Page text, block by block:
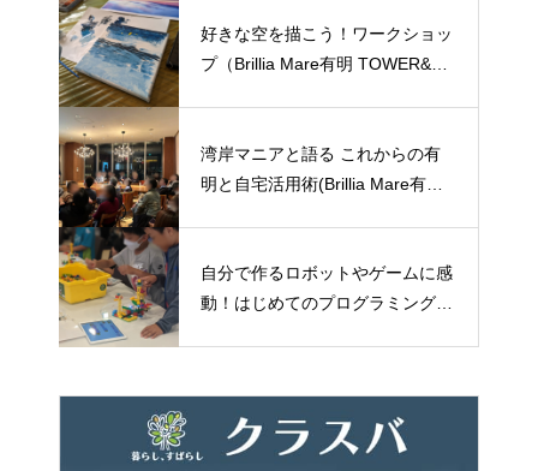
好きな空を描こう！ワークショッ
プ（Brillia Mare有明 TOWER&GA
湾岸マニアと語る これからの有
明と自宅活用術(Brillia Mare有明
自分で作るロボットやゲームに感
動！はじめてのプログラミング体